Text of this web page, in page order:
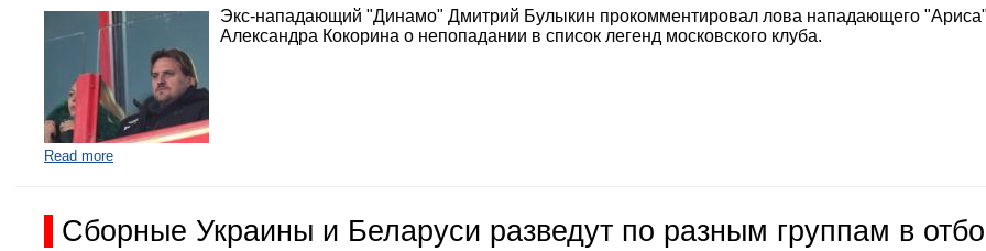
Экс-нападающий "Динамо" Дмитрий Булыкин прокомментировал лова нападающего "Ариса"
Александра Кокорина о непопадании в список легенд московского клуба.
Read more
Сборные Украины и Беларуси разведут по разным группам в